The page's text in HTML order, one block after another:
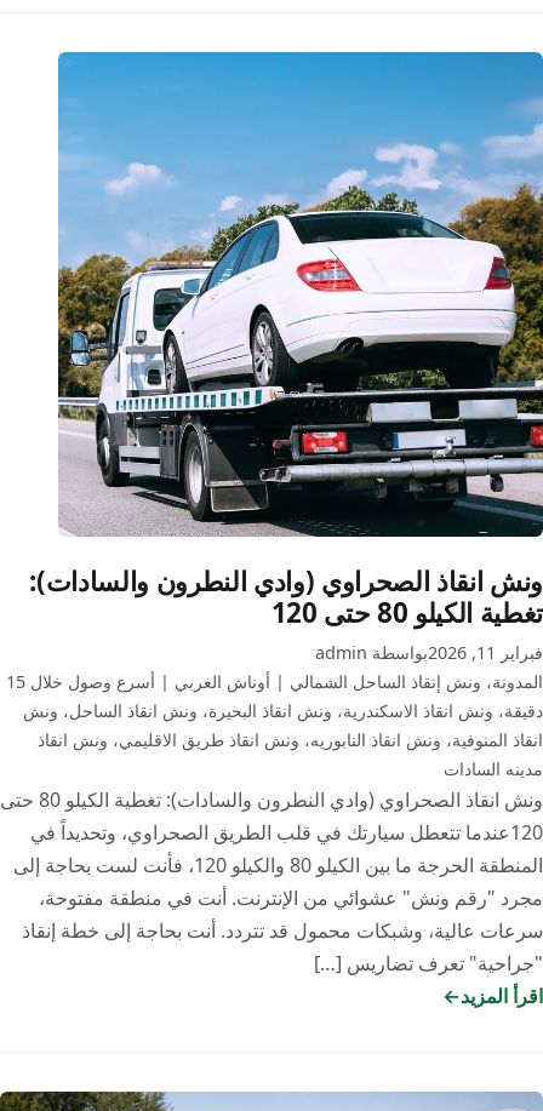
البحيرة
2026:
كيف
تحمي
نفسك
من
الاستغلال؟
ونش انقاذ الصحراوي (وادي النطرون والسادات):
تغطية الكيلو 80 حتى 120
فبراير 11, 2026
بواسطة admin
المدونة،
ونش إنقاذ الساحل الشمالي | أوناش العربي | أسرع وصول خلال 15
دقيقة، ونش انقاذ الاسكندرية، ونش انقاذ البحيرة، ونش انقاذ الساحل، ونش
انقاذ المنوفية، ونش انقاذ النابوريه، ونش انقاذ طريق الاقليمي، ونش انقاذ
مدينه السادات
ونش انقاذ الصحراوي (وادي النطرون والسادات): تغطية الكيلو 80 حتى
120عندما تتعطل سيارتك في قلب الطريق الصحراوي، وتحديداً في
المنطقة الحرجة ما بين الكيلو 80 والكيلو 120، فأنت لست بحاجة إلى
مجرد "رقم ونش" عشوائي من الإنترنت. أنت في منطقة مفتوحة،
سرعات عالية، وشبكات محمول قد تتردد. أنت بحاجة إلى خطة إنقاذ
"جراحية" تعرف تضاريس […]
اقرأ المزيد
ونش